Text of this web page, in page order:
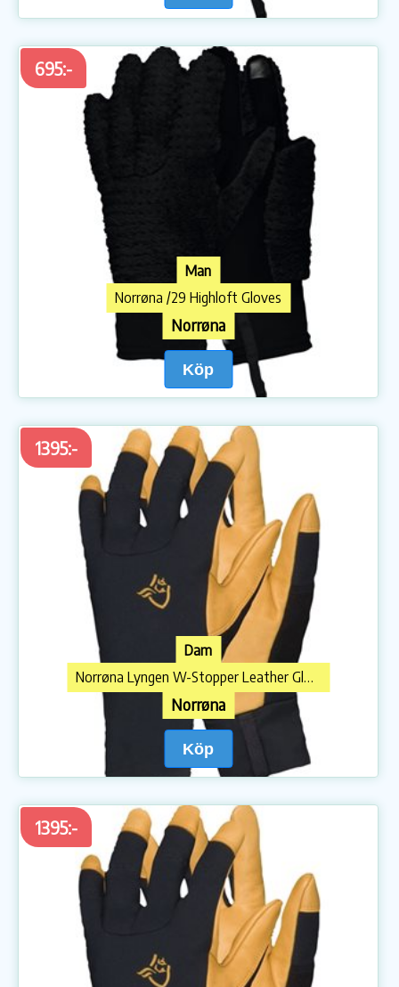
695:-
Man
Norrøna /29 Highloft Gloves
Norrøna
Köp
1395:-
Dam
Norrøna Lyngen W-Stopper Leather Gloves
Norrøna
Köp
1395:-